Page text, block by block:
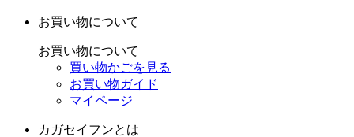
お買い物について
お買い物について
買い物かごを見る
お買い物ガイド
マイページ
カガセイフンとは